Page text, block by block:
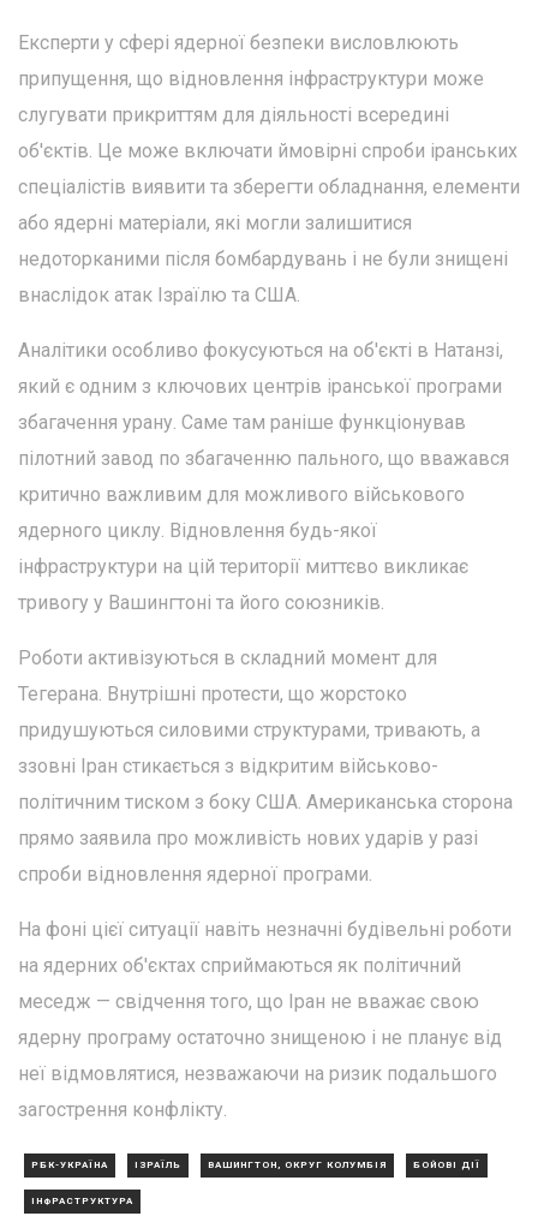
Експерти у сфері ядерної безпеки висловлюють
припущення, що відновлення інфраструктури може
слугувати прикриттям для діяльності всередині
об'єктів. Це може включати ймовірні спроби іранських
спеціалістів виявити та зберегти обладнання, елементи
або ядерні матеріали, які могли залишитися
недоторканими після бомбардувань і не були знищені
внаслідок атак Ізраїлю та США.
Аналітики особливо фокусуються на об'єкті в Натанзі,
який є одним з ключових центрів іранської програми
збагачення урану. Саме там раніше функціонував
пілотний завод по збагаченню пального, що вважався
критично важливим для можливого військового
ядерного циклу. Відновлення будь-якої
інфраструктури на цій території миттєво викликає
тривогу у Вашингтоні та його союзників.
Роботи активізуються в складний момент для
Тегерана. Внутрішні протести, що жорстоко
придушуються силовими структурами, тривають, а
ззовні Іран стикається з відкритим військово-
політичним тиском з боку США. Американська сторона
прямо заявила про можливість нових ударів у разі
спроби відновлення ядерної програми.
На фоні цієї ситуації навіть незначні будівельні роботи
на ядерних об'єктах сприймаються як політичний
меседж — свідчення того, що Іран не вважає свою
ядерну програму остаточно знищеною і не планує від
неї відмовлятися, незважаючи на ризик подальшого
загострення конфлікту.
РБК-УКРАЇНА ІЗРАЇЛЬ ВАШИНГТОН, ОКРУГ КОЛУМБІЯ БОЙОВІ ДІЇ
ІНФРАСТРУКТУРА